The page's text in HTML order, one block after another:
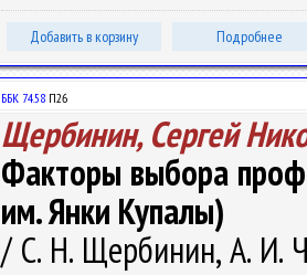
Добавить в корзину Подробнее
ББК 74.58 П26
Щербинин, Сергей
Факторы выбора
им. Янки Купалы)
/ С. Н. Щербинин, А. И.